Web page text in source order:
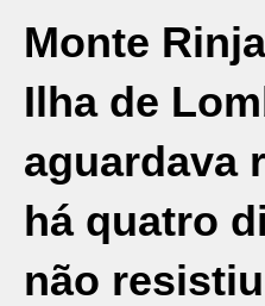
Monte
Ilha de
aguardava
há quatro
não